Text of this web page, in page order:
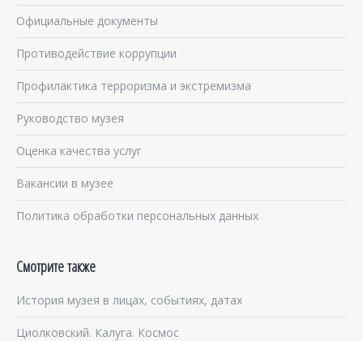
Официальные документы
Противодействие коррупции
Профилактика терроризма и экстремизма
Руководство музея
Оценка качества услуг
Вакансии в музее
Политика обработки персональных данных
Смотрите также
История музея в лицах, событиях, датах
Циолковский. Калуга. Космос